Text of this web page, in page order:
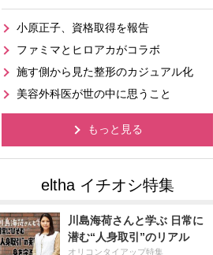
小原正子、資格取得を報告
ファミマとヒロアカがコラボ
施す側から見た整形のカジュアル化
美容外科医が世の中に思うこと
もっと見る
川島海荷さんと学ぶ 日常に
潜む“人身取引”のリアル
オリコンタイアップ特集